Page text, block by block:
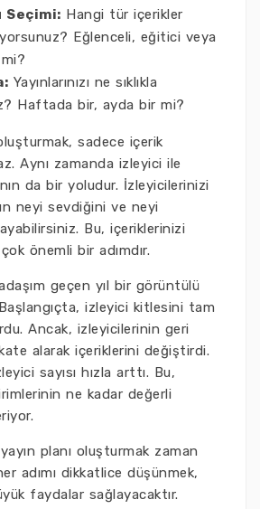
Seçimi: Hangi tür içerikler
Eğlenceli, eğitici veya
Yayınlarınızı ne sıklıkla
Haftada bir, ayda bir mi?
sadece içerik
Aynı zamanda izleyici ile
da bir yoludur. İzleyicilerinizi
neyi sevdiğini ve neyi
Bu, içeriklerinizi
önemli bir adımdır.
geçen yıl bir görüntülü
izleyici kitlesini tam
Ancak, izleyicilerinin geri
alarak içeriklerini değiştirdi.
sayısı hızla arttı. Bu,
ne kadar değerli
planı oluşturmak zaman
adımı dikkatlice düşünmek,
faydalar sağlayacaktır.